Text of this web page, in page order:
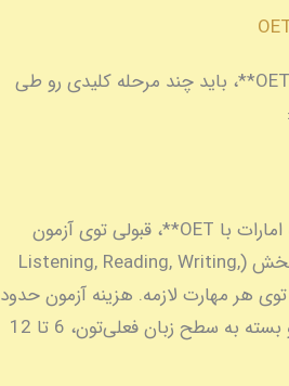
برای **مهاجرت متخصصین پادرمانی به امارات با OET**، باید چند مرحله کلیدی رو طی
اولین قدم برای **مهاجرت متخصصین پادرمانی به امارات با OET**، قبولی توی آزمون
OETه. این آزمون مهارت‌های زبانی شما رو توی ۴ بخش (Listening, Reading, Writing,
Speaking) می‌سنجه و حداقل نمره B (350-450) توی هر مهارت لازمه. هزینه آزمون حدود
587 دلار استرالیاست (تقریباً 2,200 درهم امارات) و بسته به سطح زبان فعلی‌تون، 6 تا 12